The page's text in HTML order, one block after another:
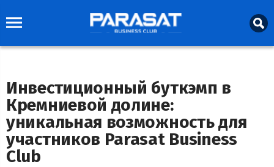
Инвестиционный буткэмп в
Кремниевой долине:
уникальная возможность для
участников Parasat Business
Club